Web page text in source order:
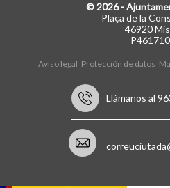
© 2026 -
Plaça de la
46920
Aviso legal Protección de datos
Llámanos al